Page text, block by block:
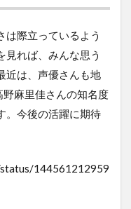
は際立っているよう
見れば、みんな思う
近は、声優さんも地
麻里佳さんの知名度
。今後の活躍に期待
144561212959